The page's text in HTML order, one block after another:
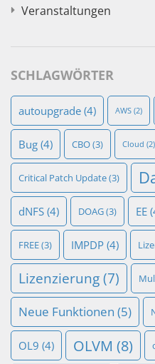
Veranstaltungen
SCHLAGWÖRTER
autoupgrade (4) AWS (2)
Bug (4) CBO(3) Cloud (2)
Critical Patch Update(3)
dNFS (4) DOAG(3) EE
FREE(3) IMPDP (4)
Lizenzierung(7)
Neue Funktionen (5)
OL9 (4) OLVM (8)